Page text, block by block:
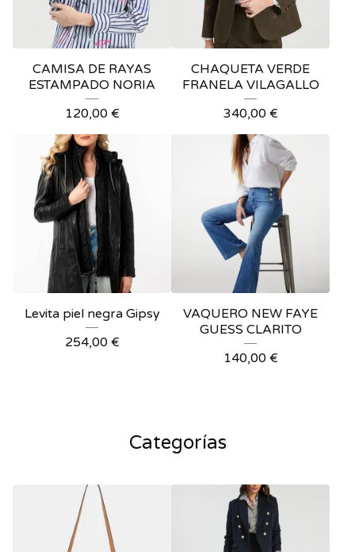
CAMISA DE RAYAS
ESTAMPADO NORIA
120,00 €
CHAQUETA VERDE
FRANELA VILAGALLO
340,00 €
Levita piel negra Gipsy
254,00 €
VAQUERO NEW FAYE
GUESS CLARITO
140,00 €
Categorías